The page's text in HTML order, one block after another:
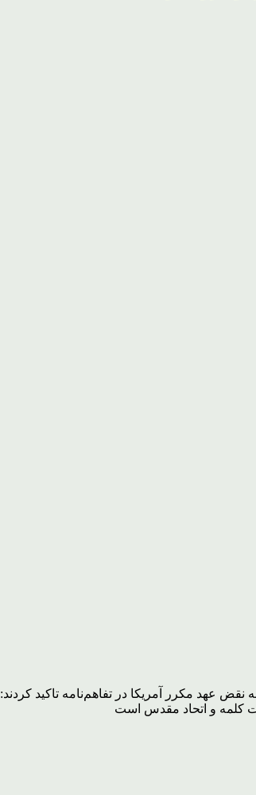
عهد مکرر آمریکا در تفاهم‌نامه تاکید کردند:
کلمه و اتحاد مقدس است